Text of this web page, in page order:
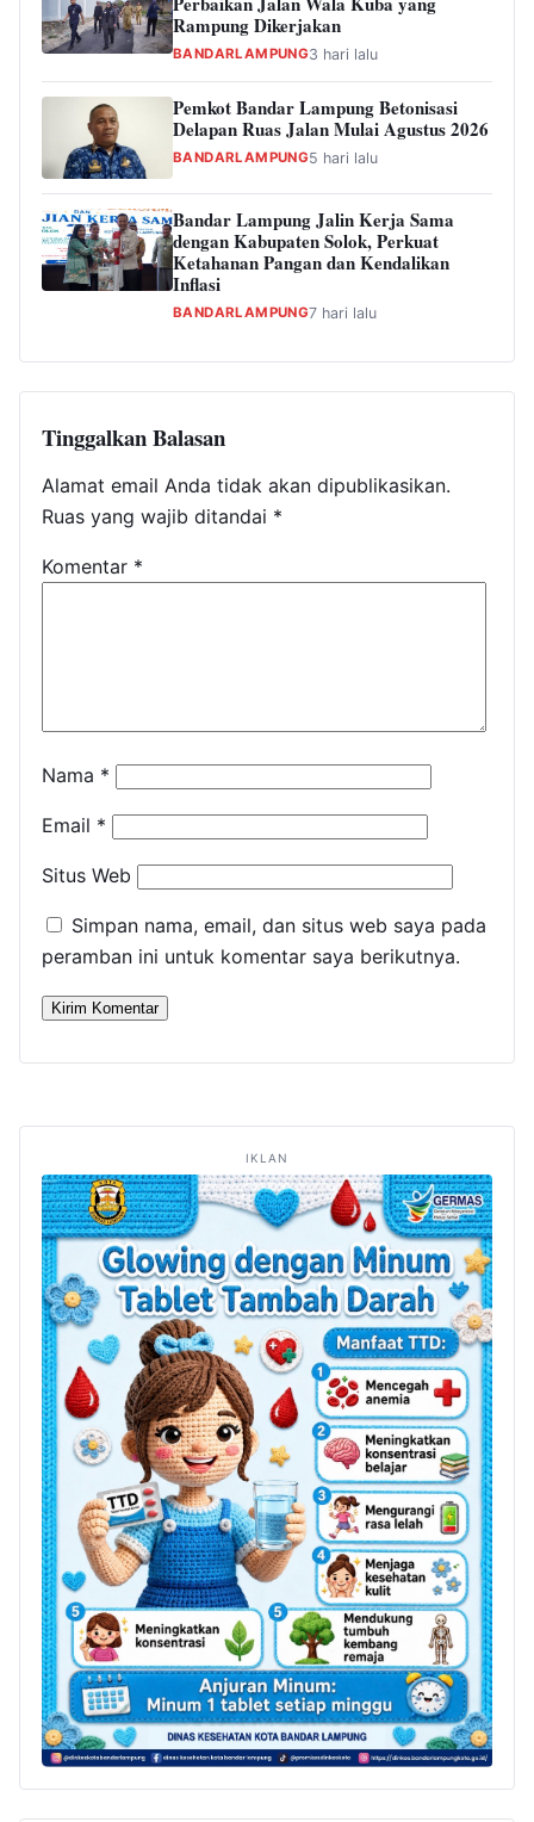
Rampung Dikerjakan
BANDARLAMPUNG3 hari lalu
Pemkot Bandar Lampung Betonisasi
Delapan Ruas Jalan Mulai Agustus 2026
BANDARLAMPUNG5 hari lalu
Bandar Lampung Jalin Kerja Sama
dengan Kabupaten Solok, Perkuat
Ketahanan Pangan dan Kendalikan
Inflasi
BANDARLAMPUNG7 hari lalu
Tinggalkan Balasan
Alamat email Anda tidak akan dipublikasikan.
Ruas yang wajib ditandai *
Komentar *
Nama *
Email *
Situs Web
Simpan nama, email, dan situs web saya pada
peramban ini untuk komentar saya berikutnya.
IKLAN